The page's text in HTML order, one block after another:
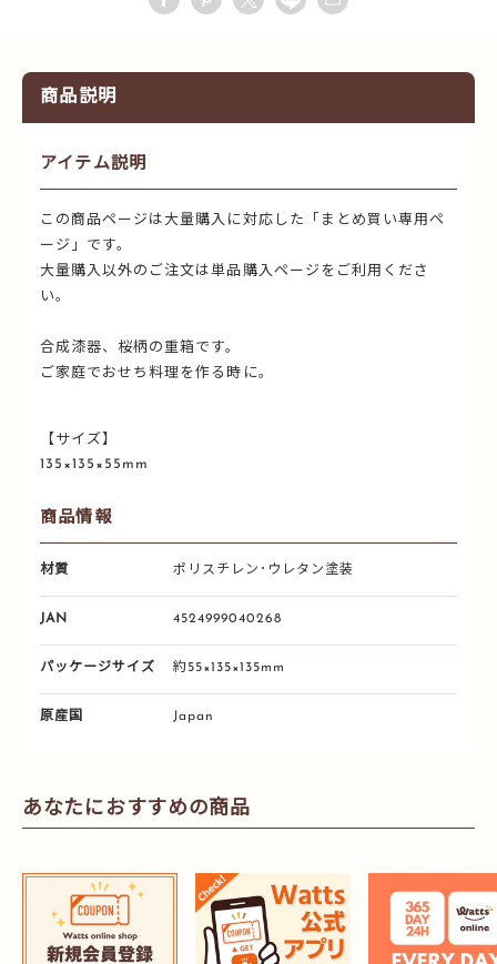
商品説明
アイテム説明
この商品ページは大量購入に対応した「まとめ買い専用ペ
ージ」です。
大量購入以外のご注文は単品購入ページをご利用くださ
い。
合成漆器、桜柄の重箱です。
ご家庭でおせち料理を作る時に。
【サイズ】
135×135×55mm
商品情報
材質 ポリスチレン･ウレタン塗装
JAN 4524999040268
パッケージサイズ 約55×135×135mm
原産国 Japan
あなたにおすすめの商品